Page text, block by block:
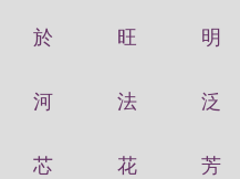
於 旺 明
河 法 泛
芯 花 芳